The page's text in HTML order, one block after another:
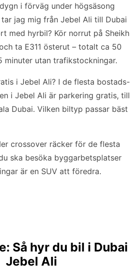
i förväg under högsäsong
jag mig från Jebel Ali till Dubai
med hyrbil? Kör norrut på Sheikh
ta E311 österut – totalt ca 50
minuter utan trafikstockningar.
i Jebel Ali? I de flesta bostads-
i Jebel Ali är parkering gratis, till
Dubai. Vilken biltyp passar bäst
crossover räcker för de flesta
ska besöka byggarbetsplatser
är en SUV att föredra.
Så hyr du bil i Dubai
Jebel Ali